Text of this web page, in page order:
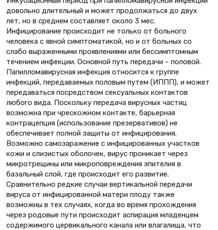
довольно длительный и может продолжаться до двух
лет, но в среднем составляет около 3 мес.
Инфицирование происходит не только от больного
человека с явной симптоматикой, но и от больных со
слабо выраженными проявлениями или бессимптомным
течением инфекции. Основной путь передачи – половой.
Папилломавирусная инфекция относится к группе
инфекций, передаваемых половым путем (ИППП), и может
передаваться посредством сексуальных контактов
любого вида. Поскольку передача вирусных частиц
возможна при чрескожном контакте, барьерная
контрацепция (использование презервативов) не
обеспечивает полной защиты от инфицирования.
Возможно самозаражение с инфицированных участков
кожи и слизистых оболочек, вирус проникает через
микротрещины или микроповреждения эпителия в
базальный слой, где происходит его развитие.
Сравнительно редкие случаи вертикальной передачи
вируса от инфицированной матери плоду также
возможны в тех случаях, когда во время прохождения
через родовые пути происходит аспирация младенцем
содержимого цервикального канала или влагалища, что